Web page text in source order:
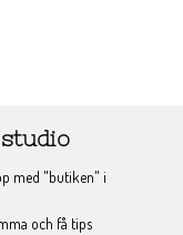
med "butiken" i
och få tips